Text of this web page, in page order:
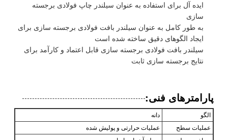
ایده آل برای استفاده به عنوان سیلندر چاپ فولادی برجسته
سازی
به طور کامل به عنوان سیلندر بافت فولادی برجسته سازی برای
ایجاد الگوهای دقیق ساخته شده است
سیلندر بافت فولادی برجسته سازی قابل اعتماد و کارآمد برای
نتایج برجسته سازی ثابت
پارامترهای فنی:
الگو
دانه
عملیات سطح
عملیات حرارتی و پولیش شده